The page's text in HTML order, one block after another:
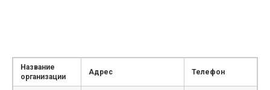
Название
организации
Адрес Телефон